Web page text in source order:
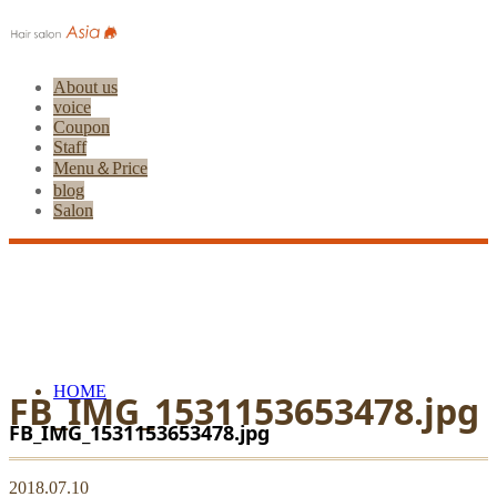
About us
voice
Coupon
Staff
Menu＆Price
blog
Salon
FB_IMG_1531153653478.jpg
HOME
FB_IMG_1531153653478.jpg
2018.07.10